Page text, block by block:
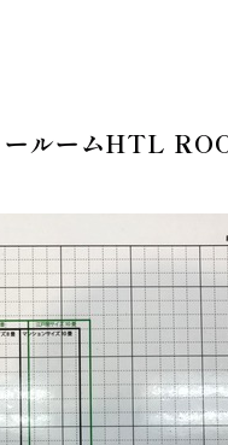
ールームHTL